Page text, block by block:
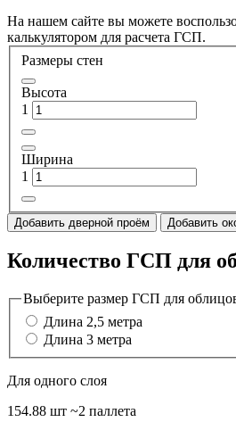
На нашем сайте вы можете
калькулятором для расчета ГСП.
Размеры стен
Высота
1
Ширина
1
Добавить дверной проём Добавить
Количество ГСП для
Выберите размер ГСП для
Длина 2,5 метра
Длина 3 метра
Для одного слоя
154.88 шт ~2 паллета